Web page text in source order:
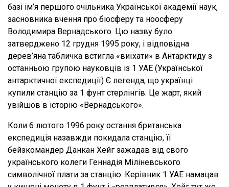
базі ім’я першого очільника Української академії наук,
засновника вчення про біосферу та ноосферу
Володимира Вернадського. Цю назву було
затверджено 12 грудня 1995 року, і відповідна
дерев’яна табличка встигла «виїхати» в Антарктиду з
останньою групою науковців із 1 УАЕ (Української
антарктичної експедиції) Є легенда, що українці
купили станцію за 1 фунт стерлінгів. Це жарт, який
увійшов в історію «Вернадського».
Коли 6 лютого 1996 року остання британська
експедиція назавжди покидала станцію, її
бейзкомандер Данкан Хейг зажадав від свого
українського колеги Геннадія Міліневського
символічної плати за станцію. Керівник 1 УАЕ намацав